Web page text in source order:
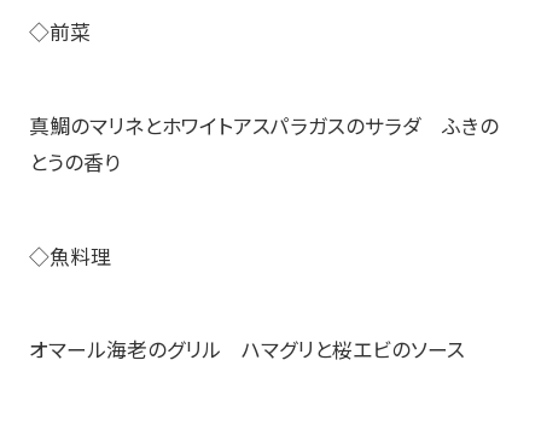
◇前菜
真鯛のマリネとホワイトアスパラガスのサラダ ふきの
とうの香り
◇魚料理
オマール海老のグリル ハマグリと桜エビのソース